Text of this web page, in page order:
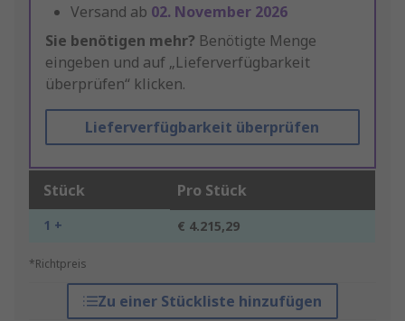
Versand ab 02. November 2026
Sie benötigen mehr? Benötigte Menge
eingeben und auf „Lieferverfügbarkeit
überprüfen“ klicken.
Lieferverfügbarkeit überprüfen
Stück Pro Stück
1 + € 4.215,29
*Richtpreis
Zu einer Stückliste hinzufügen